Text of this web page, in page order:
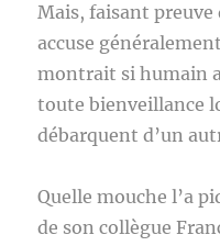
Mais, faisant
accuse
montrait si humain
toute bienveillance
débarquent d’un
Quelle mouche l’a
de son collègue